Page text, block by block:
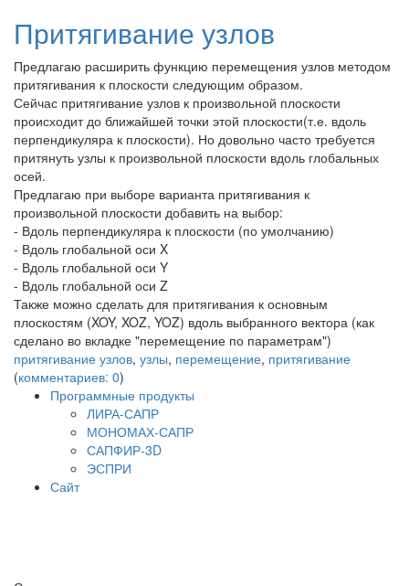
Притягивание узлов
Предлагаю расширить функцию перемещения узлов методом
притягивания к плоскости следующим образом.
Сейчас притягивание узлов к произвольной плоскости
происходит до ближайшей точки этой плоскости(т.е. вдоль
перпендикуляра к плоскости). Но довольно часто требуется
притянуть узлы к произвольной плоскости вдоль глобальных
осей.
Предлагаю при выборе варианта притягивания к
произвольной плоскости добавить на выбор:
- Вдоль перпендикуляра к плоскости (по умолчанию)
- Вдоль глобальной оси X
- Вдоль глобальной оси Y
- Вдоль глобальной оси Z
Также можно сделать для притягивания к основным
плоскостям (XOY, XOZ, YOZ) вдоль выбранного вектора (как
сделано во вкладке "перемещение по параметрам")
притягивание узлов, узлы, перемещение, притягивание
(комментариев: 0)
Программные продукты
ЛИРА-САПР
МОНОМАХ-САПР
САПФИР-3D
ЭСПРИ
Сайт